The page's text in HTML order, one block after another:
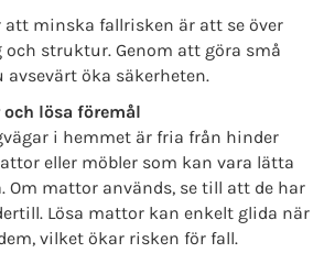
att minska fallrisken är att se över
struktur. Genom att göra små
öka säkerheten.
lösa föremål
i hemmet är fria från hinder
eller möbler som kan vara lätta
Om mattor används, se till att de har
Lösa mattor kan enkelt glida när
vilket ökar risken för fall.